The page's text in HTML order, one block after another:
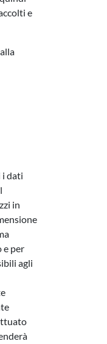
e
i dati
in
e per
agli